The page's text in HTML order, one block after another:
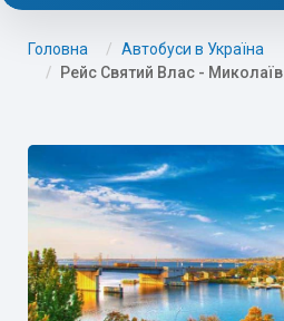
Головна
Автобуси в Україна
Рейс Святий Влас - Миколаїв